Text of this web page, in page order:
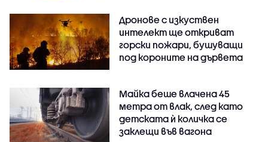
Дронове с изкуствен
интелект ще откриват
горски пожари, бушуващи
под короните на дървета
Майка беше влачена 45
метра от влак, след като
детската ѝ количка се
заклещи във вагона